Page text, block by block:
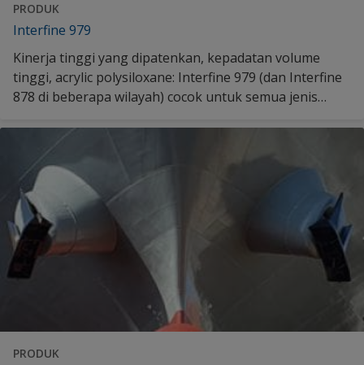
PRODUK
Interfine 979
Kinerja tinggi yang dipatenkan, kepadatan volume
tinggi, acrylic polysiloxane: Interfine 979 (dan Interfine
878 di beberapa wilayah) cocok untuk semua jenis
PRODUK